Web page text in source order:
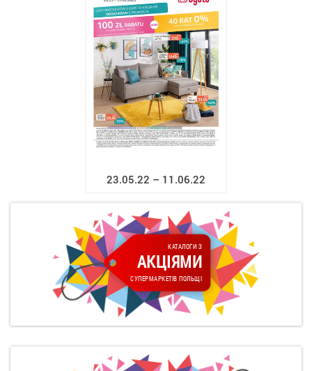
23.05.22 – 11.06.22
КАТАЛОГИ З
АКЦІЯМИ
СУПЕРМАРКЕТІВ ПОЛЬЩІ